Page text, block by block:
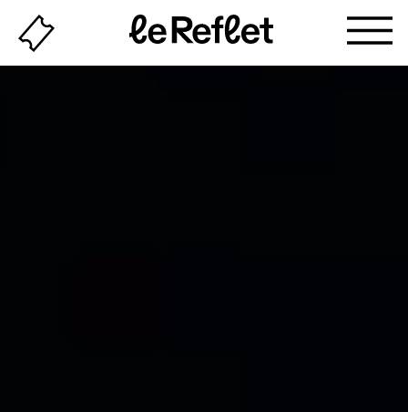
Billeterie
Page
d'accueil